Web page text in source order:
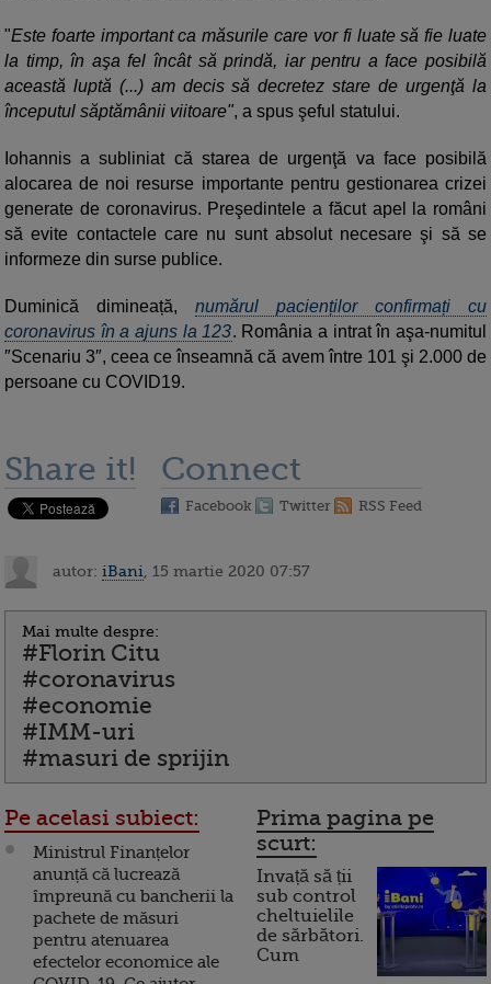
"Este foarte important ca măsurile care vor fi luate să fie luate
la timp, în aşa fel încât să prindă, iar pentru a face posibilă
această luptă (...) am decis să decretez stare de urgenţă la
începutul săptămânii viitoare", a spus şeful statului.
Iohannis a subliniat că starea de urgenţă va face posibilă
alocarea de noi resurse importante pentru gestionarea crizei
generate de coronavirus. Preşedintele a făcut apel la români
să evite contactele care nu sunt absolut necesare şi să se
informeze din surse publice.
Duminică dimineață, numărul pacienților confirmați cu
coronavirus în a ajuns la 123. România a intrat în aşa-numitul
″Scenariu 3″, ceea ce înseamnă că avem între 101 şi 2.000 de
persoane cu COVID19.
Share it! Connect
Facebook Twitter RSS Feed
autor: iBani , 15 martie 2020 07:57
Mai multe despre:
#Florin Citu
#coronavirus
#economie
#IMM-uri
#masuri de sprijin
Pe acelasi subiect:
Ministrul Finanțelor
anunță că lucrează
împreună cu bancherii la
pachete de măsuri
pentru atenuarea
efectelor economice ale
Prima pagina pe
scurt:
Invață să ții
sub control
cheltuielile
de sărbători.
Cum